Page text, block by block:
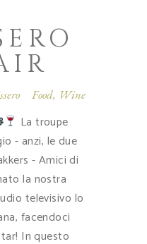
Food, Wine
La troupe
- anzi, le due
- Amici di
la nostra
televisivo lo
facendoci
In questo